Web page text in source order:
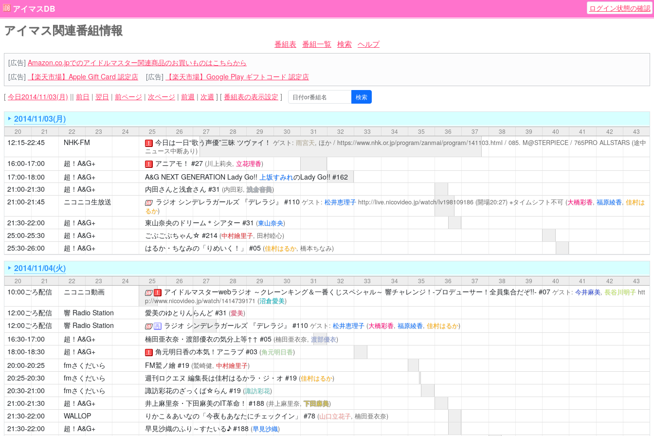
アイマスDB ログイン状態の確認
アイマス関連番組情報
番組表 番組一覧 検索 ヘルプ
[広告] Amazon.co.jpでのアイドルマスター関連商品のお買いものはこちらから
[広告]
【楽天市場】Apple Gift Card 認定店 [広告] 【楽天市場】Google Play ギフトコード 認定店
[ 今日2014/11/03(月) || 前日 | 翌日 | 前ページ | 次ページ | 前週 | 次週 ] [ 番組表の表示設定 ]
2014/11/03(月)
20 21 22 23 24 25 26 27 28 29 30 31 32 33 34 35 36 37 38 39 40 41 42 43
12:15-22:45 NHK-FM ！ 今日は一日“歌う声優”三昧 ツヴァイ！ ゲスト: 雨宮天, ほか / https://www.nhk.or.jp/program/zanmai/program/141103.html / 085. M@STERPIECE / 765PRO ALLSTARS (途中
ニュース中断あり)
16:00-17:00 超！A&G+ ！ アニアモ！ #27 (川上莉央, 立花理香)
17:00-18:00 超！A&G+ A&G NEXT GENERATION Lady Go!! 上坂すみれのLady Go!! #162
21:00-21:30
超！A&G+ 内田さんと浅倉さん #31 (内田彩,浅倉杏美)
21:00-21:45 ニコニコ生放送
[公式] ラジオ シンデレラガールズ 『デレラジ』 #110 ゲスト: 松井恵理子 http://live.nicovideo.jp/watch/lv198109186(開場20:27) ※タイムシフト不可 (大橋彩香, 福原綾香, 佳村は
るか)
21:30-22:00 超！A&G+ 東山奈央のドリーム＊シアター #31 (東山奈央)
25:00-25:30 超！A&G+ ごぶごぶちゃん☆ #214 (中村繪里子, 田村睦心)
25:30-26:00 超！A&G+ はるか・ちなみの「りめいく！」 #05 (佳村はるか, 橋本ちなみ)
2014/11/04(火)
20 21 22 23 24 25 26 27 28 29 30 31 32 33 34 35 36 37 38 39 40 41 42 43
10:00ごろ配信 ニコニコ動画
[公式] ！ アイドルマスターwebラジオ ～クレーンキング＆一番くじスペシャル～ 響チャレンジ！-プロデューサー！全員集合だぞ!!- #07 ゲスト: 今井麻美, 長谷川明子 htt
p://www.nicovideo.jp/watch/1414739171 (沼倉愛美)
12:00ごろ配信 響 Radio Station 愛美のゆとりんらんど#31 (愛美)
12:00ごろ配信 響 Radio Station
[公式] 再 ラジオ シンデレラガールズ 『デレラジ』 #110 ゲスト: 松井恵理子 (大橋彩香, 福原綾香, 佳村はるか)
16:30-17:00 超！A&G+ 楠田亜衣奈・渡部優衣の気分上等↑↑ #05 (楠田亜衣奈, 渡部優衣)
18:00-18:30 超！A&G+ ！ 角元明日香の本気！アニラブ#03 (角元明日香)
20:00-20:25 fmさくだいら FM鷲ノ繪#19 (鷲崎健, 中村繪里子)
20:25-20:30 fmさくだいら 週刊ロクエヌ 編集長は佳村はるかラ・ジ・オ #19 (佳村はるか)
20:30-21:00 fmさくだいら 諏訪彩花のざっくば☆らん #19 (諏訪彩花)
21:00-21:30 超！A&G+ 井上麻里奈・下田麻美のIT革命！ #188 (井上麻里奈,下田麻美)
21:30-22:00 WALLOP りかこ＆あいなの「今夜もあなたにチェックイン」 #78 (山口立花子, 楠田亜衣奈)
21:30-22:00 超！A&G+ 早見沙織のふり～すたいる♪#188 (早見沙織)